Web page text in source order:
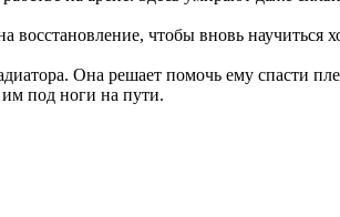
чтобы вновь
Она решает помочь ему спасти
им под ноги на пути.